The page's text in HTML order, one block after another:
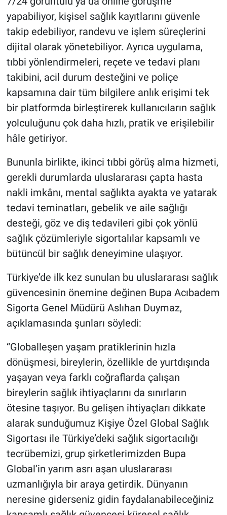
yapabiliyor, kişisel sağlık kayıtlarını güvenle
takip edebiliyor, randevu ve işlem süreçlerini
dijital olarak yönetebiliyor. Ayrıca uygulama,
tıbbi yönlendirmeleri, reçete ve tedavi planı
takibini, acil durum desteğini ve poliçe
kapsamına dair tüm bilgilere anlık erişimi tek
bir platformda birleştirerek kullanıcıların sağlık
yolculuğunu çok daha hızlı, pratik ve erişilebilir
hâle getiriyor.
Bununla birlikte, ikinci tıbbi görüş alma hizmeti,
gerekli durumlarda uluslararası çapta hasta
nakli imkânı, mental sağlıkta ayakta ve yatarak
tedavi teminatları, gebelik ve aile sağlığı
desteği, göz ve diş tedavileri gibi çok yönlü
sağlık çözümleriyle sigortalılar kapsamlı ve
bütüncül bir sağlık deneyimine ulaşıyor.
Türkiye’de ilk kez sunulan bu uluslararası sağlık
güvencesinin önemine değinen Bupa Acıbadem
Sigorta Genel Müdürü Aslıhan Duymaz,
açıklamasında şunları söyledi:
“Globalleşen yaşam pratiklerinin hızla
dönüşmesi, bireylerin, özellikle de yurtdışında
yaşayan veya farklı coğraflarda çalışan
bireylerin sağlık ihtiyaçlarını da sınırların
ötesine taşıyor. Bu gelişen ihtiyaçları dikkate
alarak sunduğumuz Kişiye Özel Global Sağlık
Sigortası ile Türkiye’deki sağlık sigortacılığı
tecrübemizi, grup şirketlerimizden Bupa
Global’in yarım asrı aşan uluslararası
uzmanlığıyla bir araya getirdik. Dünyanın
neresine giderseniz gidin faydalanabileceğiniz